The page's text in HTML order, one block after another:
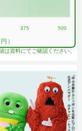
375 500
）
は資料にてご確認ください。